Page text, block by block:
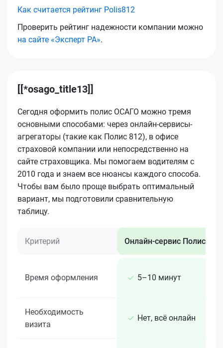
Как считается рейтинг Polis812
Проверить рейтинг надежности компании можно
на сайте «Эксперт РА».
[[*osago_title13]]
Сегодня оформить полис ОСАГО можно тремя
основными способами: через онлайн-сервисы-
агрегаторы (такие как Полис 812), в офисе
страховой компании или непосредственно на
сайте страховщика. Мы помогаем водителям с
2010 года и знаем все нюансы каждого способа.
Чтобы вам было проще выбрать оптимальный
вариант, мы подготовили сравнительную
таблицу.
Критерий Онлайн-сервис Полис 812
Время оформления 5–10 минут
Необходимость
визита
Нет, всё онлайн